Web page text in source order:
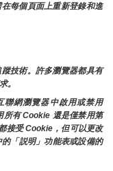
每個頁面上重新登錄和進
技術。許多瀏覽器都具有
。
聯網瀏覽器中啟用或禁用
所有 Cookie 還是僅禁用第
接受 Cookie，但可以更改
「説明」功能表或設備的